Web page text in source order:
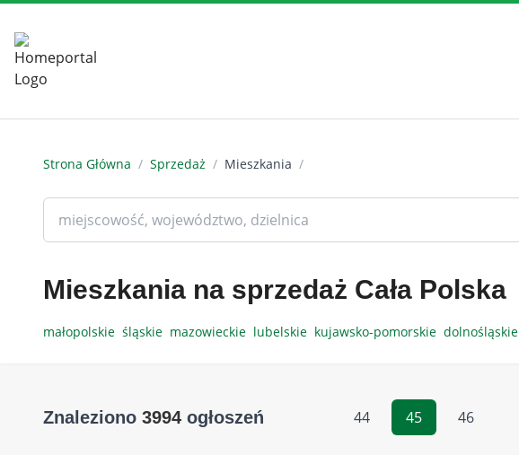
Strona Główna / Sprzedaż / Mieszkania /
Mieszkania na sprzedaż Cała Polska
małopolskie śląskie mazowieckie lubelskie kujawsko-pomorskie dolnośląskie
Znaleziono 3994 ogłoszeń 44 45 46